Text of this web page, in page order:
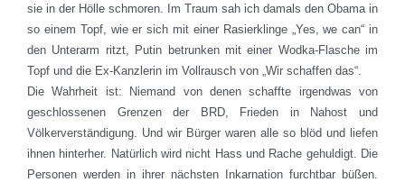
sie in der Hölle schmoren. Im Traum sah ich damals den Obama in
so einem Topf, wie er sich mit einer Rasierklinge „Yes, we can“ in
den Unterarm ritzt, Putin betrunken mit einer Wodka-Flasche im
Topf und die Ex-Kanzlerin im Vollrausch von „Wir schaffen das“.
Die Wahrheit ist: Niemand von denen schaffte irgendwas von
geschlossenen Grenzen der BRD, Frieden in Nahost und
Völkerverständigung. Und wir Bürger waren alle so blöd und liefen
ihnen hinterher. Natürlich wird nicht Hass und Rache gehuldigt. Die
Personen werden in ihrer nächsten Inkarnation furchtbar büßen.